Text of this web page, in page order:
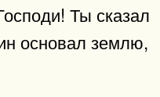
Ты сказал
основал землю,